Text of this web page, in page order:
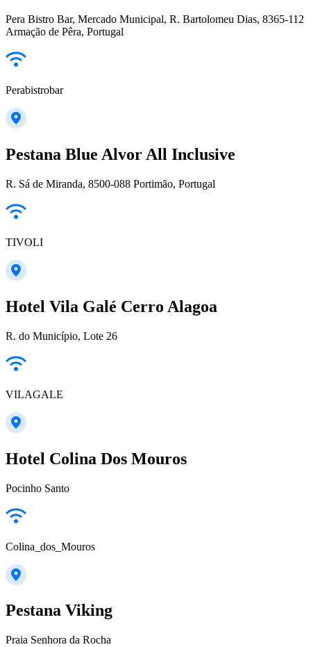
Pera Bistro Bar, Mercado Municipal, R. Bartolomeu Dias, 8365-112
Armação de Pêra, Portugal
Perabistrobar
Pestana Blue Alvor All Inclusive
R. Sá de Miranda, 8500-088 Portimão, Portugal
TIVOLI
Hotel Vila Galé Cerro Alagoa
R. do Município, Lote 26
VILAGALE
Hotel Colina Dos Mouros
Pocinho Santo
Colina_dos_Mouros
Pestana Viking
Praia Senhora da Rocha